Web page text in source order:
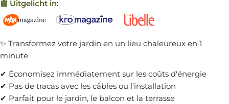
📰 Uitgelicht in:
✨ Transformez votre jardin en un lieu chaleureux en 1
minute
✔ Économisez immédiatement sur les coûts d'énergie
✔ Pas de tracas avec les câbles ou l'installation
✔ Parfait pour le jardin, le balcon et la terrasse